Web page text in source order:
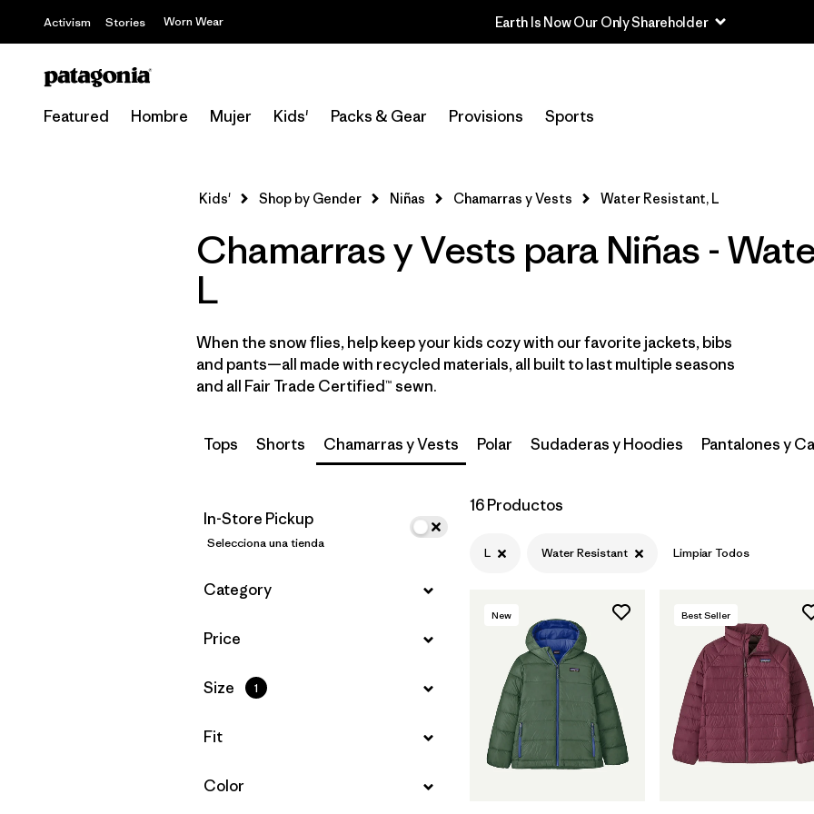
Activism Stories Worn Wear Read Our Work in Progress Report
Featured Hombre Mujer Kids' Packs & Gear Provisions Sports
Selecciona una tienda
Filtrar por
Price
Filtrar por
Size 1
Filtrar por
Color
Filtrar por
Materials & Fabric
Kids' Shop by Gender Niñas Chamarras y Vests Water Resistant, L
Chamarras y Vests para Niñas -
L
When the snow flies, help keep your kids cozy with our favorite jackets, bibs
and pants—all made with recycled materials, all built to last multiple seasons
and all Fair Trade Certified™ sewn.
Tops Shorts Chamarras y Vests Polar Sudaderas y Hoodies Pantalones y
In-Store Pickup
Selecciona una tienda
Filtrar por
Category
Filtrar por
Price
Filtrar por
Size 1
Filtrar por
Fit
Filtrar por
Color
16 Productos
L Water Resistant Limpiar Todos
New Best Seller